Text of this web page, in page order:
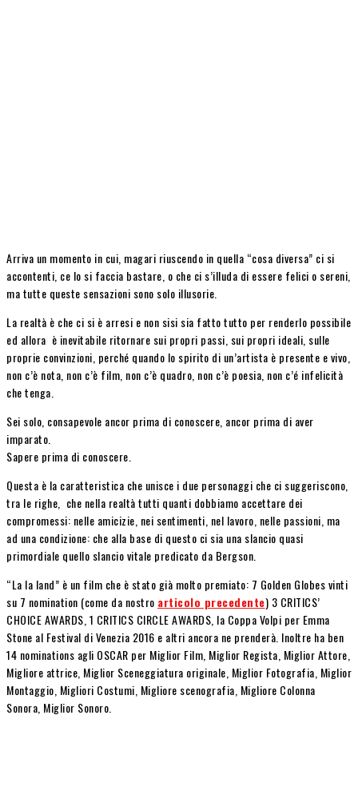
Arriva un momento in cui, magari riuscendo in quella “cosa diversa” ci si
accontenti, ce lo si faccia bastare, o che ci s’illuda di essere felici o sereni,
ma tutte queste sensazioni sono solo illusorie.
La realtà è che ci si è arresi e non sisi sia fatto tutto per renderlo possibile
ed allora è inevitabile ritornare sui propri passi, sui propri ideali, sulle
proprie convinzioni, perché quando lo spirito di un’artista è presente e vivo,
non c’è nota, non c’è film, non c’è quadro, non c’è poesia, non c’é infelicità
che tenga.
Sei solo, consapevole ancor prima di conoscere, ancor prima di aver
imparato.
Sapere prima di conoscere.
Questa è la caratteristica che unisce i due personaggi che ci suggeriscono,
tra le righe, che nella realtà tutti quanti dobbiamo accettare dei
compromessi: nelle amicizie, nei sentimenti, nel lavoro, nelle passioni, ma
ad una condizione: che alla base di questo ci sia una slancio quasi
primordiale quello slancio vitale predicato da Bergson.
“La la land” è un film che è stato già molto premiato: 7 Golden Globes vinti
su 7 nomination (come da nostro articolo precedente) 3 CRITICS’
CHOICE AWARDS, 1 CRITICS CIRCLE AWARDS, la Coppa Volpi per Emma
Stone al Festival di Venezia 2016 e altri ancora ne prenderà. Inoltre ha ben
14 nominations agli OSCAR per Miglior Film, Miglior Regista, Miglior Attore,
Migliore attrice, Miglior Sceneggiatura originale, Miglior Fotografia, Miglior
Montaggio, Migliori Costumi, Migliore scenografia, Migliore Colonna
Sonora, Miglior Sonoro.